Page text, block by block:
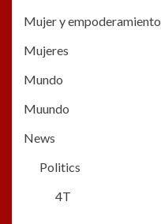
Mujer y empoderamiento
Mujeres
Mundo
Muundo
News
Politics
4T